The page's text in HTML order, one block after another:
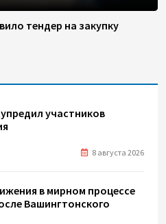
тендер на закупку
участников
8 августа 2026
в мирном процессе
Вашингтонского